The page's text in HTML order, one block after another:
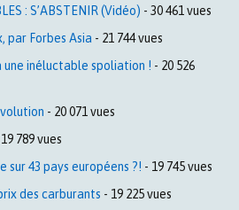
: S’ABSTENIR (Vidéo) - 30 461 vues
par Forbes Asia - 21 744 vues
une inéluctable spoliation ! - 20 526
- 20 071 vues
789 vues
sur 43 pays européens ?! - 19 745 vues
des carburants - 19 225 vues